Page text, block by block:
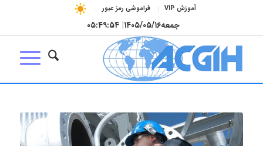
آموزش VIP فراموشی رمز عبور
جمعه۱۴۰۵/۰۵/۱۶| ۰۵:۴۹:۵۵